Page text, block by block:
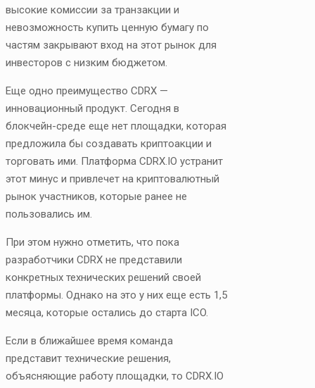
высокие комиссии за транзакции и
невозможность купить ценную бумагу по
частям закрывают вход на этот рынок для
инвесторов с низким бюджетом.
Еще одно преимущество CDRX —
инновационный продукт. Сегодня в
блокчейн-среде еще нет площадки, которая
предложила бы создавать криптоакции и
торговать ими. Платформа CDRX.IO устранит
этот минус и привлечет на криптовалютный
рынок участников, которые ранее не
пользовались им.
При этом нужно отметить, что пока
разработчики CDRX не представили
конкретных технических решений своей
платформы. Однако на это у них еще есть 1,5
месяца, которые остались до старта ICO.
Если в ближайшее время команда
представит технические решения,
объясняющие работу площадки, то CDRX.IO